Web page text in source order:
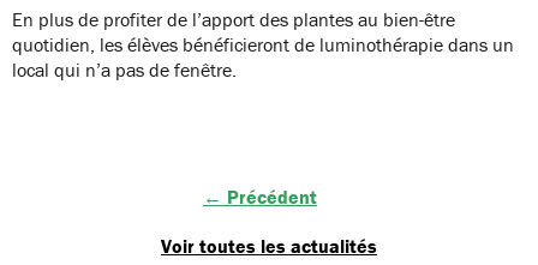
En plus de profiter de l’apport des plantes au bien-être
quotidien, les élèves bénéficieront de luminothérapie dans un
local qui n’a pas de fenêtre.
← Précédent
Voir toutes les actualités